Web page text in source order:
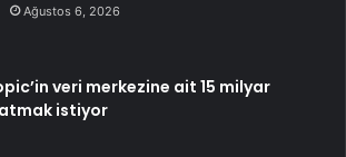
Ağustos 6, 2026
veri merkezine ait 15 milyar
istiyor